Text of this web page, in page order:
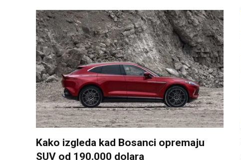
Kako izgleda kad Bosanci opremaju
SUV od 190.000 dolara